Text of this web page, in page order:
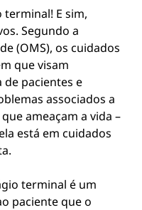
terminal! E sim,
Segundo a
(OMS), os cuidados
que visam
pacientes e
associados a
ameaçam a vida –
está em cuidados
terminal é um
paciente que o